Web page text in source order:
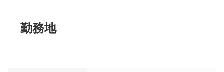
勤務地